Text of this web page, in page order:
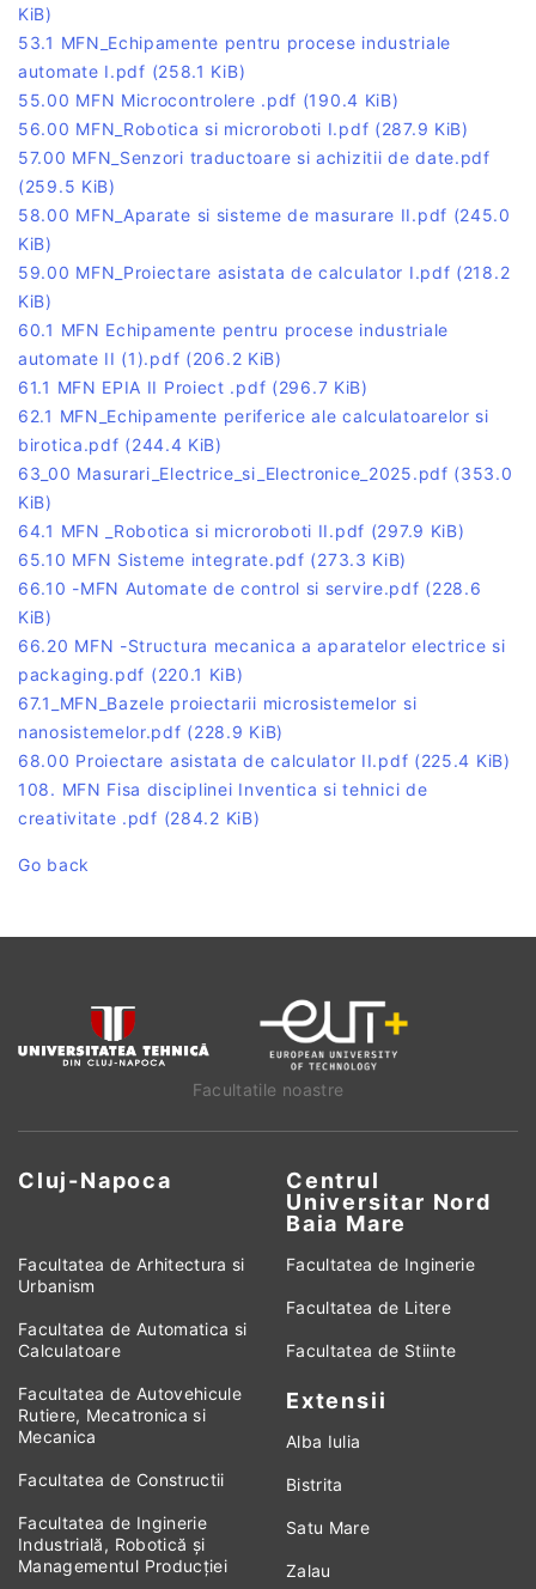
KiB)
53.1 MFN_Echipamente pentru procese industriale
automate I.pdf (258.1 KiB)
55.00 MFN Microcontrolere .pdf (190.4 KiB)
56.00 MFN_Robotica si microroboti I.pdf (287.9 KiB)
57.00 MFN_Senzori traductoare si achizitii de date.pdf
(259.5 KiB)
58.00 MFN_Aparate si sisteme de masurare II.pdf (245.0
KiB)
59.00 MFN_Proiectare asistata de calculator I.pdf (218.2
KiB)
60.1 MFN Echipamente pentru procese industriale
automate II (1).pdf (206.2 KiB)
61.1 MFN EPIA II Proiect .pdf (296.7 KiB)
62.1 MFN_Echipamente periferice ale calculatoarelor si
birotica.pdf (244.4 KiB)
63_00 Masurari_Electrice_si_Electronice_2025.pdf (353.0
KiB)
64.1 MFN _Robotica si microroboti II.pdf (297.9 KiB)
65.10 MFN Sisteme integrate.pdf (273.3 KiB)
66.10 -MFN Automate de control si servire.pdf (228.6
KiB)
66.20 MFN -Structura mecanica a aparatelor electrice si
packaging.pdf (220.1 KiB)
67.1_MFN_Bazele proiectarii microsistemelor si
nanosistemelor.pdf (228.9 KiB)
68.00 Proiectare asistata de calculator II.pdf (225.4 KiB)
108. MFN Fisa disciplinei Inventica si tehnici de
creativitate .pdf (284.2 KiB)
Go back
Facultatile noastre
Cluj-Napoca
Centrul
Universitar Nord
Baia Mare
Facultatea de Arhitectura si
Urbanism
Facultatea de Automatica si
Calculatoare
Facultatea de Autovehicule
Rutiere, Mecatronica si
Mecanica
Facultatea de Constructii
Facultatea de Inginerie
Industrială, Robotică și
Managementul Producției
Facultatea de Inginerie
Facultatea de Litere
Facultatea de Stiinte
Extensii
Alba Iulia
Bistrita
Satu Mare
Zalau